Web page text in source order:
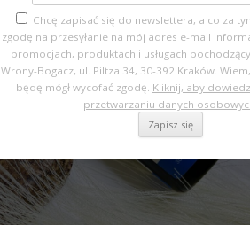
Chcę zapisać się do newslettera, a co za
zgodę na przesyłanie na mój adres e-mail
promocjach, produktach i usługach
Wrony-Bogacz, ul. Piltza 34, 30-392 Kraków.
będę mógł wycofać zgodę. Kliknij, aby
przetwarzaniu danych